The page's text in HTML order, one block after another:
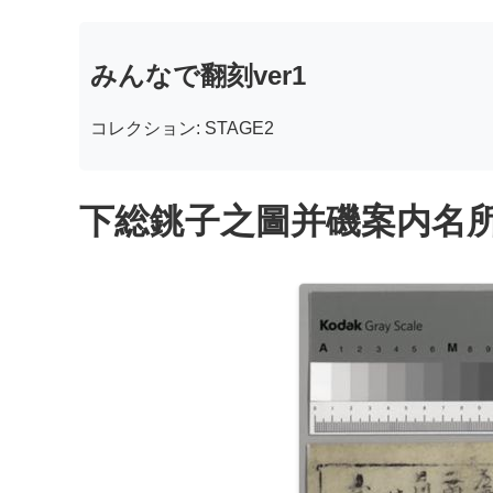
みんなで翻刻ver1
コレクション: STAGE2
下総銚子之圖并磯案内名